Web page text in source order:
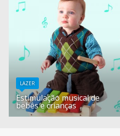
LAZER
Estimulação musical de
bebês e crianças